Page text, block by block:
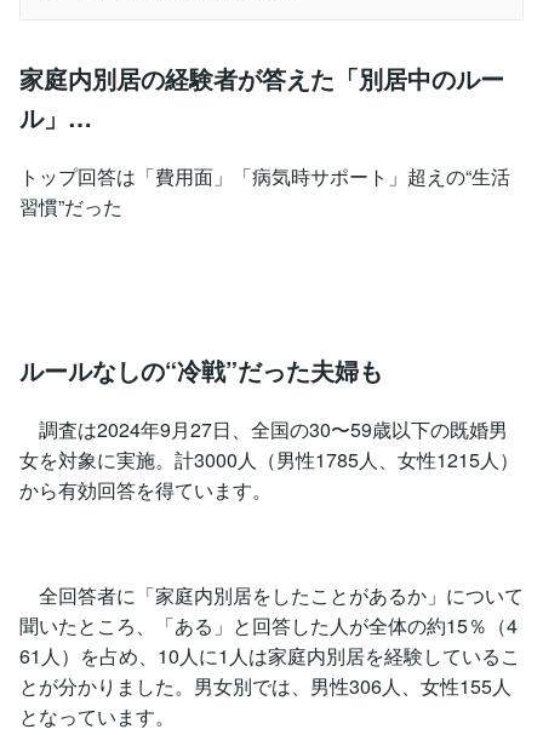
家庭内別居の経験者が答えた「別居中のルー
ル」…
トップ回答は「費用面」「病気時サポート」超えの“生活
習慣”だった
ルールなしの“冷戦”だった夫婦も
調査は2024年9月27日、全国の30〜59歳以下の既婚男
女を対象に実施。計3000人（男性1785人、女性1215人）
から有効回答を得ています。
全回答者に「家庭内別居をしたことがあるか」について
聞いたところ、「ある」と回答した人が全体の約15％（4
61人）を占め、10人に1人は家庭内別居を経験しているこ
とが分かりました。男女別では、男性306人、女性155人
となっています。